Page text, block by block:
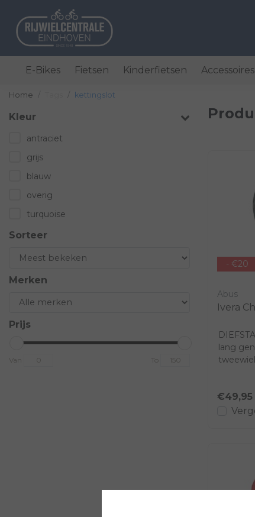
E-Bikes Fietsen Kinderfietsen Accessoires
Home kettingslot
Kleur
antraciet
grijs
blauw
overig
turquoise
Sorteer
Merken
Prijs
Van To
- €20
Abus
Ivera
lang
€49,95